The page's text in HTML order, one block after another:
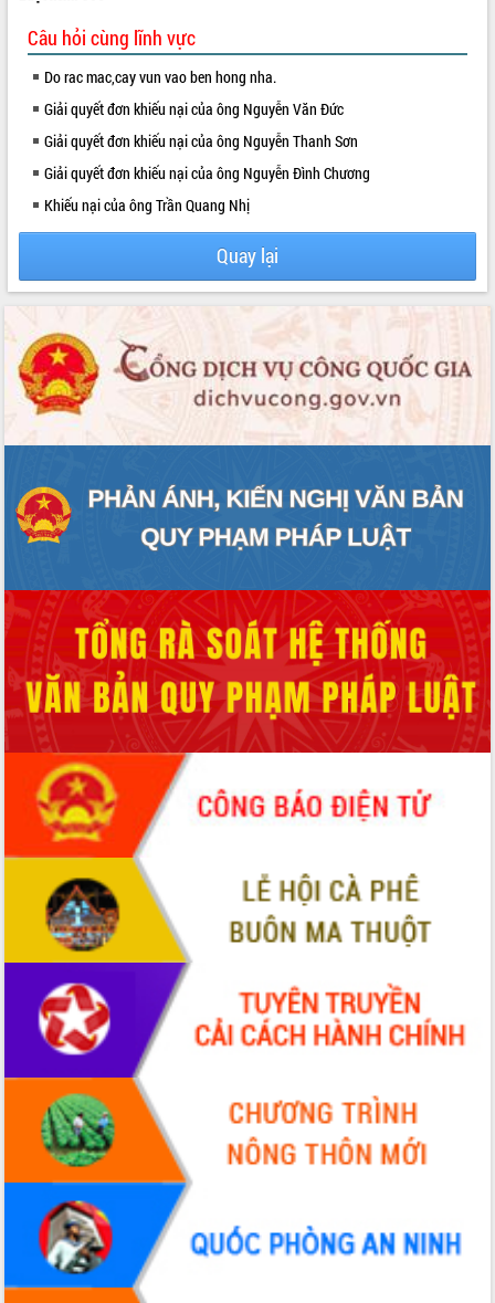
LIÊN KẾT WEB
Câu hỏi cùng lĩnh vực
Do rac mac,cay vun vao ben hong nha.
Giải quyết đơn khiếu nại của ông Nguyễn Văn Đức
Giải quyết đơn khiếu nại của ông Nguyễn Thanh Sơn
Giải quyết đơn khiếu nại của ông Nguyễn Đình Chương
Khiếu nại của ông Trần Quang Nhị
Quay lại